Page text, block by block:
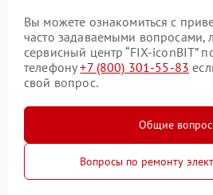
Вы можете ознакомиться с
часто задаваемыми вопросами,
сервисный центр “FIX-iconBIT”
телефону+7 (800) 301-55-83
свой вопрос.
Общие
Вопросы по ремонту